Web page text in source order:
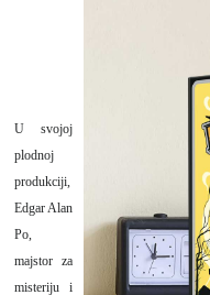
U svojoj
plodnoj
produkciji,
Edgar Alan
Po,
majstor za
misteriju i